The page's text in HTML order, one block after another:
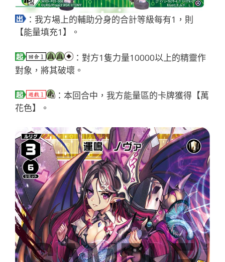
：我方場上的輔助分身的合計等級每有1，則
【能量填充1】。
：對方1隻力量10000以上的精靈作
對象，將其破壞。
：本回合中，我方能量區的卡牌獲得【萬
花色】。